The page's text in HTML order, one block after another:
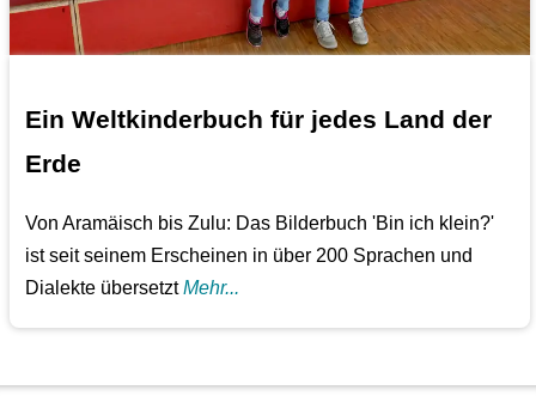
Ein Weltkinderbuch für jedes Land der
Erde
Von Aramäisch bis Zulu: Das Bilderbuch 'Bin ich klein?'
ist seit seinem Erscheinen in über 200 Sprachen und
Dialekte übersetztMehr...